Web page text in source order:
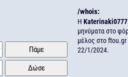
/whois:
H Katerinaki0777
μηνύματα στο
μέλος στο ftou.gr
22/1/2024.